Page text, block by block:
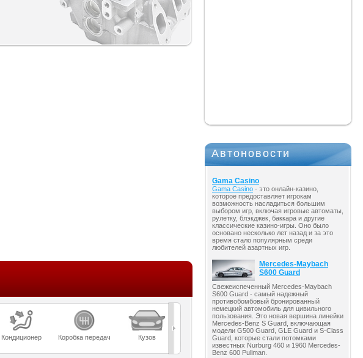
Кондиционер Коробка передач Кузов Масла Мост
Автоновости
Gama Casino
Gama Casino - это онлайн-казино,
которое предоставляет игрокам
возможность насладиться большим
выбором игр, включая игровые автоматы,
рулетку, блэкджек, баккара и другие
классические казино-игры. Оно было
основано несколько лет назад и за это
время стало популярным среди
любителей азартных игр.
Mercedes-Maybach
S600 Guard
Свежеиспеченный Mercedes-Maybach
S600 Guard - самый надежный
противобомбовый бронированный
немецкий автомобиль для цивильного
пользования. Это новая вершина линейки
Mercedes-Benz S Guard, включающая
модели G500 Guard, GLE Guard и S-Class
Guard, которые стали потомками
известных Nurburg 460 и 1960 Mercedes-
Benz 600 Pullman.